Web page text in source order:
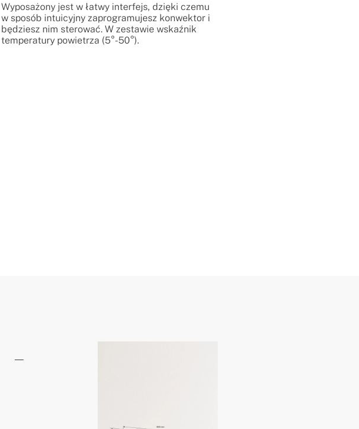
Wyposażony jest w łatwy interfejs, dzięki czemu
w sposób intuicyjny zaprogramujesz konwektor i
będziesz nim sterować. W zestawie wskaźnik
temperatury powietrza (5°-50°).